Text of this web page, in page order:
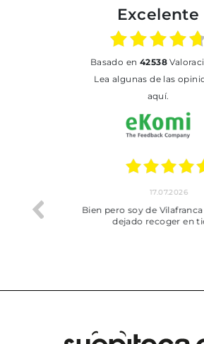
Excelente
basado en 42538
Lea algunas de las opiniones
aquí.
trobat
17.07.2026
Bien pero soy de Vilafranca
dejado recoger en